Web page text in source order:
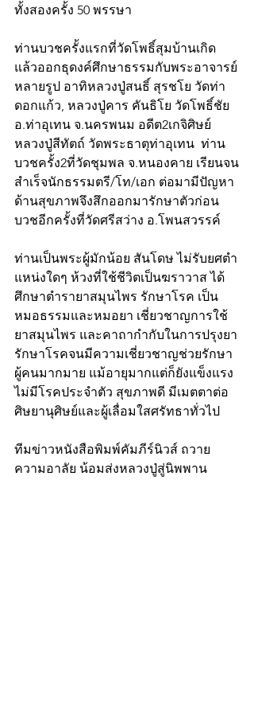
ทั้งสองครั้ง 50 พรรษา
ท่านบวชครั้งแรกที่วัดโพธิ์สุมบ้านเกิด
แล้วออกธุดงค์ศึกษาธรรมกับพระอาจารย์
หลายรูป อาทิหลวงปู่สนธิ์ สุรชโย วัดท่า
ดอกแก้ว, หลวงปู่คาร คันธิโย วัดโพธิ์ชัย
อ.ท่าอุเทน จ.นครพนม อดีต2เกจิศิษย์
หลวงปู่สีทัตถ์ วัดพระธาตุท่าอุเทน  ท่าน
บวชครั้ง2ที่วัดชุมพล จ.หนองคาย เรียนจน
สำเร็จนักธรรมตรี/โท/เอก ต่อมามีปัญหา
ด้านสุขภาพจึงสึกออกมารักษาตัวก่อน
บวชอีกครั้งที่วัดศรีสว่าง อ.โพนสวรรค์
ท่านเป็นพระผู้มักน้อย สันโดษ ไม่รับยศตำ
แหน่งใดๆ ห้วงที่ใช้ชีวิตเป็นฆราวาส ได้
ศึกษาตำรายาสมุนไพร รักษาโรค เป็น
หมอธรรมและหมอยา เชี่ยวชาญการใช้
ยาสมุนไพร และคาถากำกับในการปรุงยา
รักษาโรคจนมีความเชี่ยวชาญช่วยรักษา
ผู้คนมากมาย แม้อายุมากแต่ก็ยังแข็งแรง
ไม่มีโรคประจำตัว สุขภาพดี มีเมตตาต่อ
ศิษยานุศิษย์และผู้เลื่อมใสศรัทธาทั่วไป
ทีมข่าวหนังสือพิมพ์คัมภีร์นิวส์ ถวาย
ความอาลัย น้อมส่งหลวงปู่สู่นิพพาน